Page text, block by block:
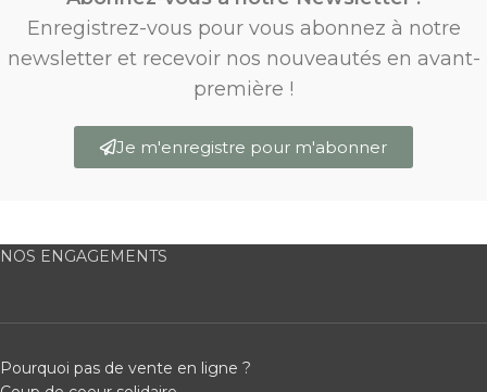
Enregistrez-vous pour vous abonnez à notre
newsletter et recevoir nos nouveautés en avant-
première !
Je m'enregistre pour m'abonner
NOS ENGAGEMENTS
Pourquoi pas de vente en ligne ?